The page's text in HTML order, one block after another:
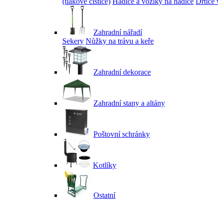
Zahradní nářadí
Sekery Nůžky na trávu a keře
Zahradní dekorace
Zahradní stany a altány
Poštovní schránky
Kotlíky
Ostatní